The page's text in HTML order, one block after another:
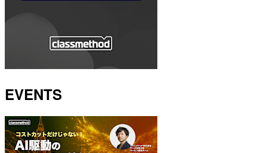
EVENTS